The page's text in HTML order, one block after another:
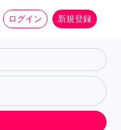
ログイン 新規登録